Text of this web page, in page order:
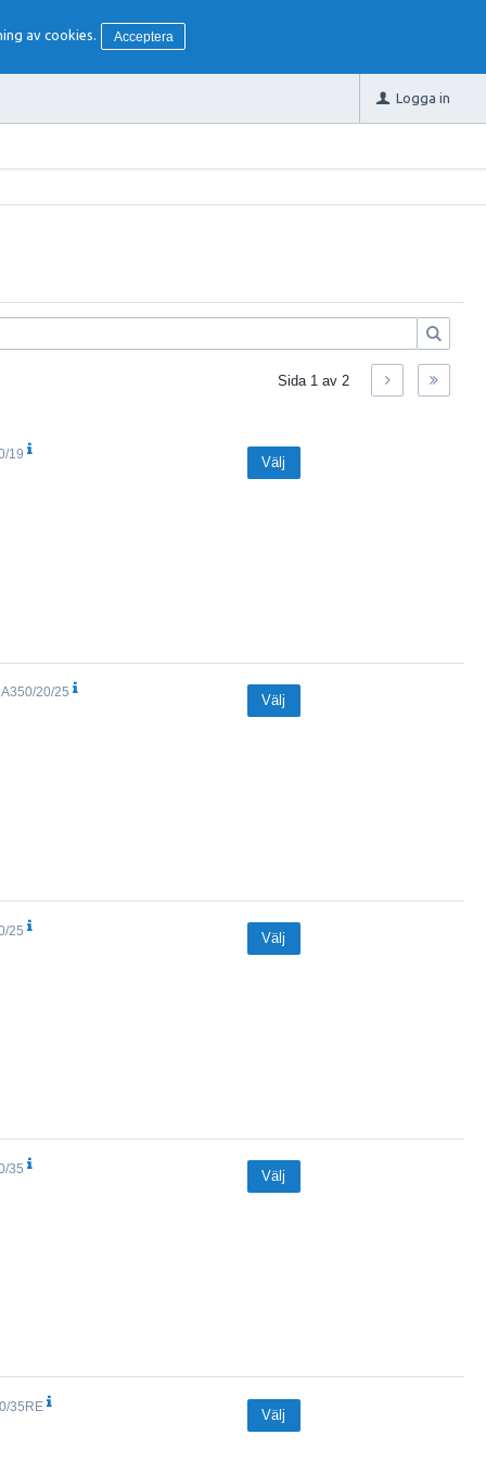
av cookies. Acceptera
Logga in
Sida 1 av 2
19 Välj
A350/20/25 Välj
25 Välj
35 Välj
35RE Välj